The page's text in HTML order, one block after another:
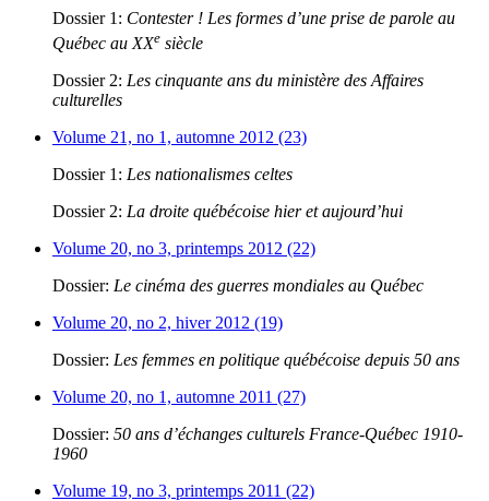
Dossier 1: Contester ! Les formes d’une prise de parole au
Québec au XXe siècle
Dossier 2: Les cinquante ans du ministère des Affaires
culturelles
Volume 21, no 1, automne 2012 (23)
Dossier 1: Les nationalismes celtes
Dossier 2: La droite québécoise hier et aujourd’hui
Volume 20, no 3, printemps 2012 (22)
Dossier: Le cinéma des guerres mondiales au Québec
Volume 20, no 2, hiver 2012 (19)
Dossier: Les femmes en politique québécoise depuis 50 ans
Volume 20, no 1, automne 2011 (27)
Dossier: 50 ans d’échanges culturels France-Québec 1910-
1960
Volume 19, no 3, printemps 2011 (22)